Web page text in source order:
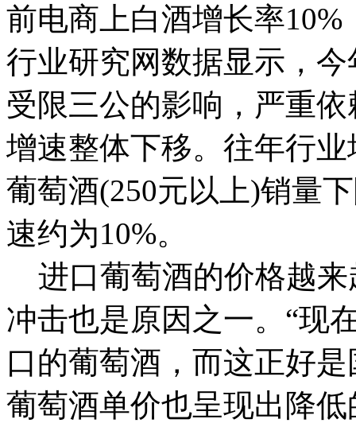
前电商上白酒增长率
行业研究网数据显示，
受限三公的影响，严重
增速整体下移。往年行
葡萄酒(250元以上)销量
速约为10%。
进口葡萄酒的价格越来
冲击也是原因之一。“现
口的葡萄酒，而这正好
葡萄酒单价也呈现出降